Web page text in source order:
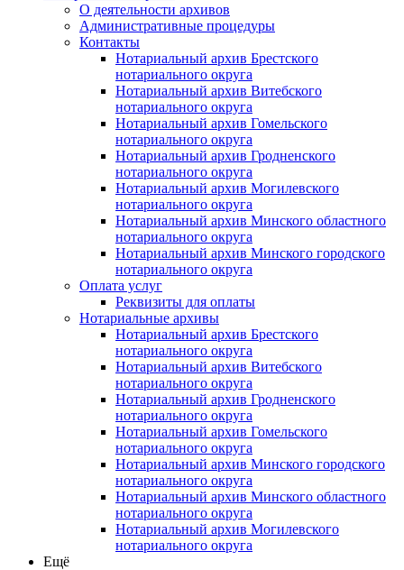
О деятельности архивов
Административные процедуры
Контакты
Нотариальный архив Брестского
нотариального округа
Нотариальный архив Витебского
нотариального округа
Нотариальный архив Гомельского
нотариального округа
Нотариальный архив Гродненского
нотариального округа
Нотариальный архив Могилевского
нотариального округа
Нотариальный архив Минского областного
нотариального округа
Нотариальный архив Минского городского
нотариального округа
Оплата услуг
Реквизиты для оплаты
Нотариальные архивы
Нотариальный архив Брестского
нотариального округа
Нотариальный архив Витебского
нотариального округа
Нотариальный архив Гродненского
нотариального округа
Нотариальный архив Гомельского
нотариального округа
Нотариальный архив Минского городского
нотариального округа
Нотариальный архив Минского областного
нотариального округа
Нотариальный архив Могилевского
нотариального округа
Ещё